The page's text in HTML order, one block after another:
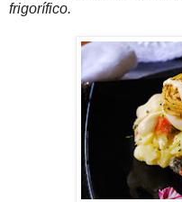
frigorífico.